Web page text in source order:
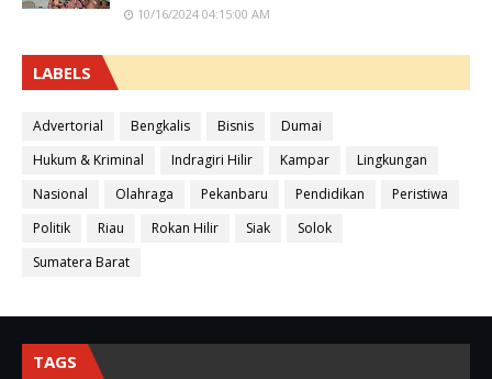
10/16/2024 04:15:00 AM
LABELS
Advertorial Bengkalis Bisnis
Dumai
Hukum & Kriminal
Indragiri Hilir Kampar
Lingkungan
Nasional
Olahraga Pekanbaru Pendidikan
Peristiwa
Politik
Riau Rokan Hilir Siak
Solok
Sumatera Barat
TAGS